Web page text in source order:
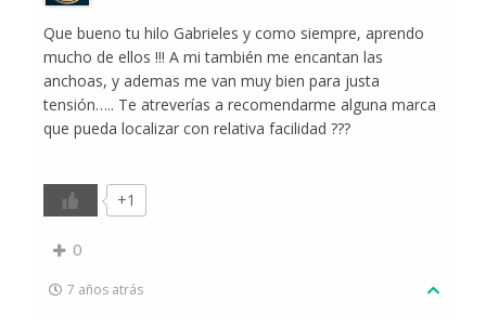
Que bueno tu hilo Gabrieles y como siempre, aprendo
mucho de ellos !!! A mi también me encantan las
anchoas, y ademas me van muy bien para justa
tensión….. Te atreverías a recomendarme alguna marca
que pueda localizar con relativa facilidad ???
+1
0
7 años atrás